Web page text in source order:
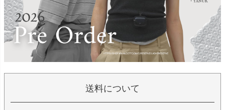
送料について